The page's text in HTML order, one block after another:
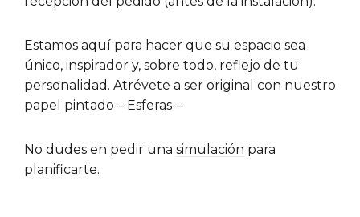
Estamos aquí para hacer que su espacio sea
único, inspirador y, sobre todo, reflejo de tu
personalidad. Atrévete a ser original con nuestro
papel pintado – Esferas –
No dudes en pedir una simulación para
planificarte.